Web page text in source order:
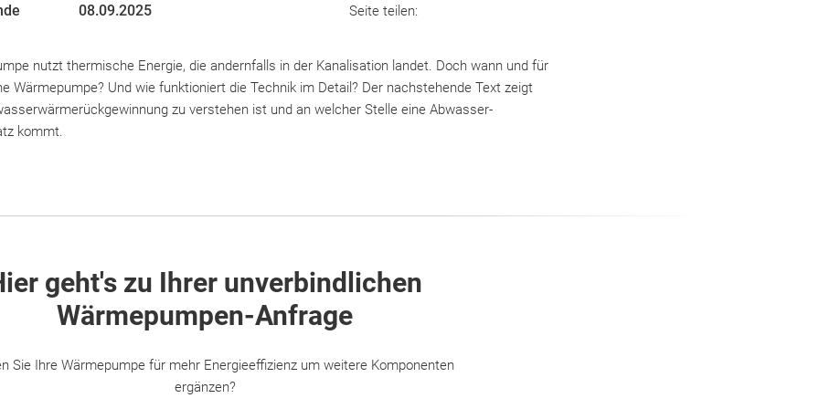
08.09.2025 Seite teilen:
nutzt thermische Energie, die andernfalls in der Kanalisation landet. Doch wann und für
Wärmepumpe? Und wie funktioniert die Technik im Detail? Der nachstehende Text zeigt
zu verstehen ist und an welcher Stelle eine Abwasser-
kommt.
geht's zu Ihrer unverbindlichen
Wärmepumpen-Anfrage
Sie Ihre Wärmepumpe für mehr Energieeffizienz um weitere Komponenten
ergänzen?